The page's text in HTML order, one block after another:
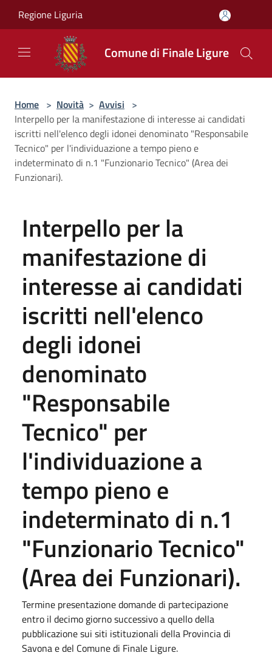
Regione Liguria
Comune di Finale Ligure
Home > Novità > Avvisi >
Interpello per la manifestazione di interesse ai candidati
iscritti nell'elenco degli idonei denominato "Responsabile
Tecnico" per l'individuazione a tempo pieno e
indeterminato di n.1 "Funzionario Tecnico" (Area dei
Funzionari).
Interpello per la
manifestazione di
interesse ai candidati
iscritti nell'elenco
degli idonei
denominato
"Responsabile
Tecnico" per
l'individuazione a
tempo pieno e
indeterminato di n.1
"Funzionario Tecnico"
(Area dei Funzionari).
Termine presentazione domande di partecipazione
entro il decimo giorno successivo a quello della
pubblicazione sui siti istituzionali della Provincia di
Savona e del Comune di Finale Ligure.